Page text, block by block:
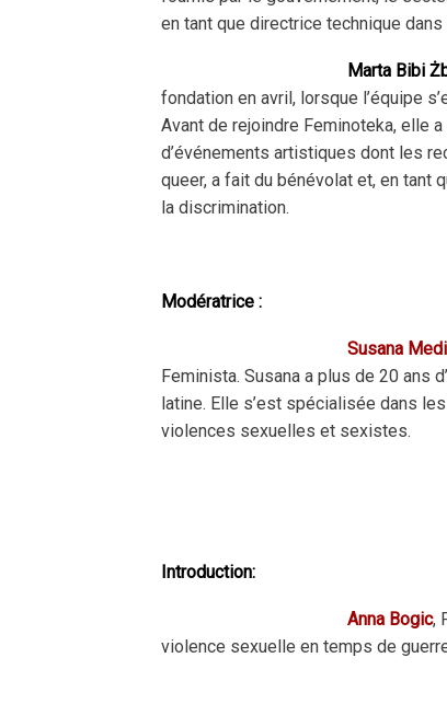
en tant que directrice technique
Marta Bibi
fondation en avril, lorsque l’équipe
Avant de rejoindre Feminoteka, elle
d’événements artistiques dont les
queer, a fait du bénévolat et, en
la discrimination.
Modératrice :
Susana
Feminista. Susana a plus de 20 ans
latine. Elle s’est spécialisée dans
violences sexuelles et sexistes.
Introduction:
Anna Bogic,
violence sexuelle en temps de